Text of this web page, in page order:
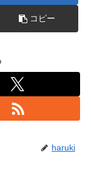
コピー
haruki